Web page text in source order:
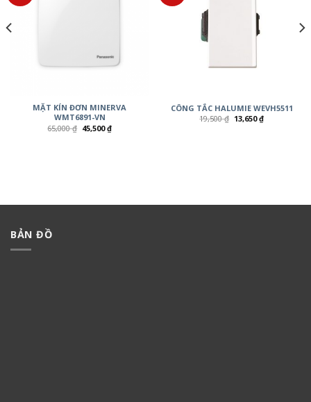
MẶT KÍN ĐƠN MINERVA
WMT6891-VN
65,000₫ 45,500₫
CÔNG TẮC HALUMIE WEVH5511
19,500₫ 13,650₫
BẢN ĐỒ